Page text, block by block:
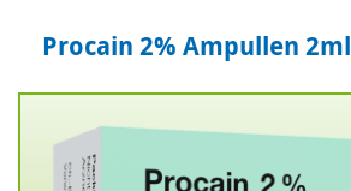
Procain 2% Ampullen 2ml